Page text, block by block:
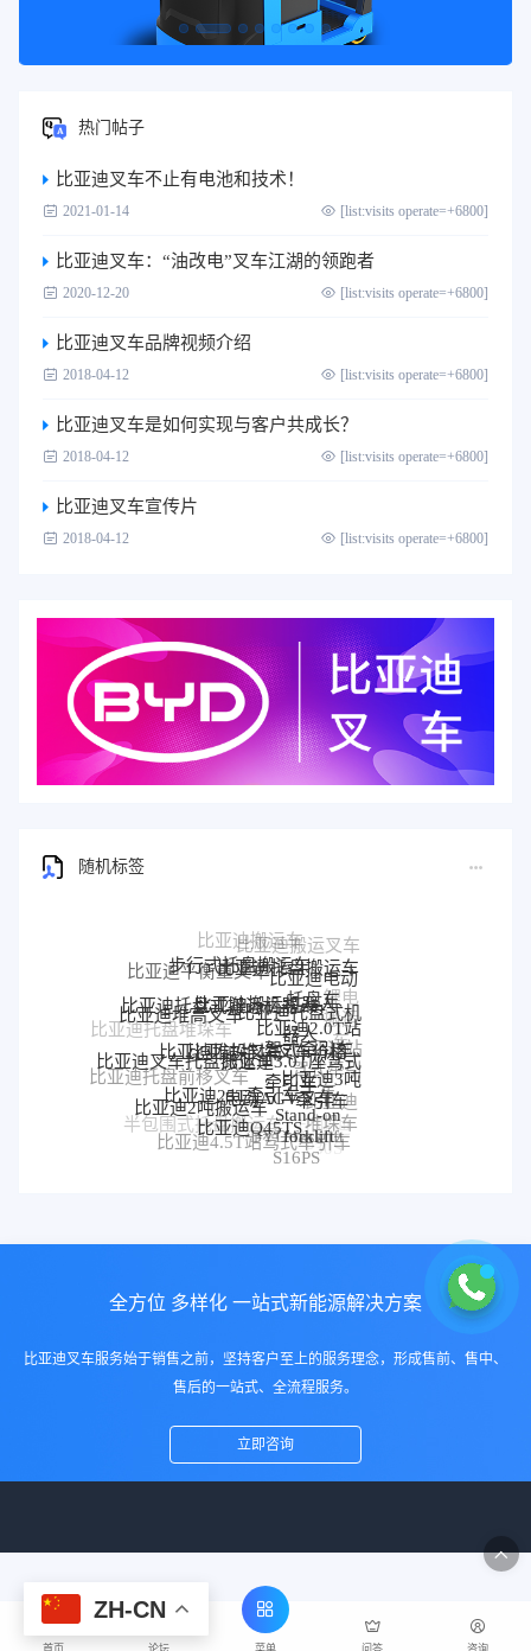
热门帖子
比亚迪叉车不止有电池和技术！
2021-01-14 [list:visits operate=+6800]
比亚迪叉车：“油改电”叉车江湖的领跑者
2020-12-20 [list:visits operate=+6800]
比亚迪叉车品牌视频介绍
2018-04-12 [list:visits operate=+6800]
比亚迪叉车是如何实现与客户共成长？
2018-04-12 [list:visits operate=+6800]
比亚迪叉车宣传片
2018-04-12 [list:visits operate=+6800]
随机标签
比亚迪平衡重叉车
步行式托盘搬运车
比亚迪托盘搬运车
比亚迪电动
托盘车锂电
搬运
车
比亚迪托盘堆垛车
比亚迪堆高叉车
比亚迪托盘式搬运机器人
比亚迪搬运机器人
比亚迪托盘式机
器人
比亚迪2.0T站
驾式牵引车
比亚迪站
驾式牵引
车
比亚迪托盘前移叉车
比亚迪叉车托盘搬运车
比亚迪堆垛叉车
比亚迪堆垛叉车价格
比亚迪3.0T座驾式
牵引车
比亚迪3吨
牵引车
比亚迪
堆垛车
比亚迪
P30S
比亚迪站驾式托盘搬运
车
比亚迪仓储叉车
半包围式托盘搬运车
比亚迪2吨搬运车
比亚迪25T牵引车
电动AGV叉车
Stand-on
forklift
BYD forklift
S16PS
比亚迪4.5T站驾式牵引车
比亚迪Q45TS
全方位 多样化 一站式新能源解决方案
比亚迪叉车服务始于销售之前，坚持客户至上的服务理念，形成售前、售中、
售后的一站式、全流程服务。
立即咨询
首页 论坛 菜单 问答 咨询
ZH-CN